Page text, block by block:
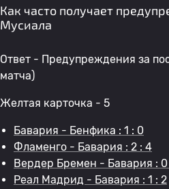
Как часто получает
Мусиала
Ответ - Предупреждения за
матча)
Желтая карточка - 5
Бавария - Бенфика : 1 : 0
Фламенго - Бавария : 2 : 4
Вердер Бремен - Бавария : 0
Реал Мадрид - Бавария : 1 : 2